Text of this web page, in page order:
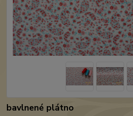
bavlnené plátno